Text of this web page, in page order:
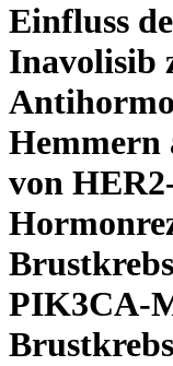
Einfluss
Inavolisib
Hemmern
von
PIK3CA-